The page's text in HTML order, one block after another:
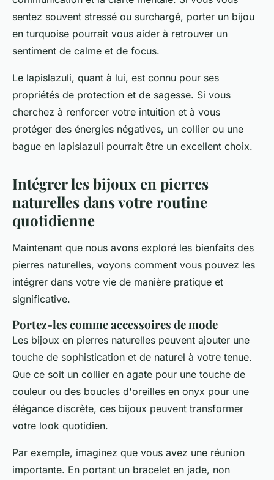
sentez souvent stressé ou surchargé, porter un bijou
en turquoise pourrait vous aider à retrouver un
sentiment de calme et de focus.
Le lapislazuli, quant à lui, est connu pour ses
propriétés de protection et de sagesse. Si vous
cherchez à renforcer votre intuition et à vous
protéger des énergies négatives, un collier ou une
bague en lapislazuli pourrait être un excellent choix.
Intégrer les bijoux en pierres
naturelles dans votre routine
quotidienne
Maintenant que nous avons exploré les bienfaits des
pierres naturelles, voyons comment vous pouvez les
intégrer dans votre vie de manière pratique et
significative.
Portez-les comme accessoires de mode
Les bijoux en pierres naturelles peuvent ajouter une
touche de sophistication et de naturel à votre tenue.
Que ce soit un collier en agate pour une touche de
couleur ou des boucles d'oreilles en onyx pour une
élégance discrète, ces bijoux peuvent transformer
votre look quotidien.
Par exemple, imaginez que vous avez une réunion
importante. En portant un bracelet en jade, non